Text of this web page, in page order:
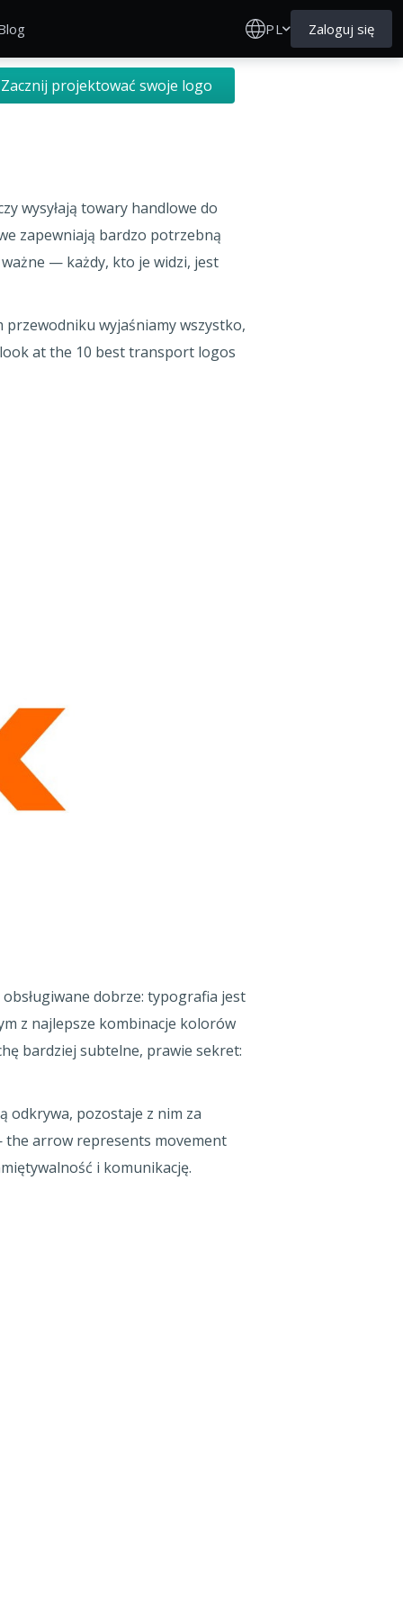
PL Zaloguj się
Zacznij projektować swoje logo
wysyłają towary handlowe do
zapewniają bardzo potrzebną
— każdy, kto je widzi, jest
wyjaśniamy wszystko,
at the 10 best transport logos
dobrze: typografia jest
z najlepsze kombinacje kolorów
bardziej subtelne, prawie sekret:
odkrywa, pozostaje z nim za
the arrow represents movement
i komunikację.